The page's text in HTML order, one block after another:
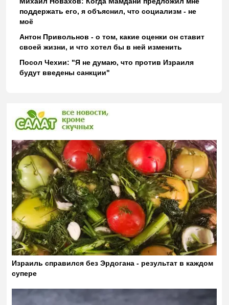
поддержать его, я объяснил, что социализм - не
моё
Антон Привольнов - о том, какие оценки он ставит
своей жизни, и что хотел бы в ней изменить
Посол Чехии: "Я не думаю, что против Израиля
будут введены санкции"